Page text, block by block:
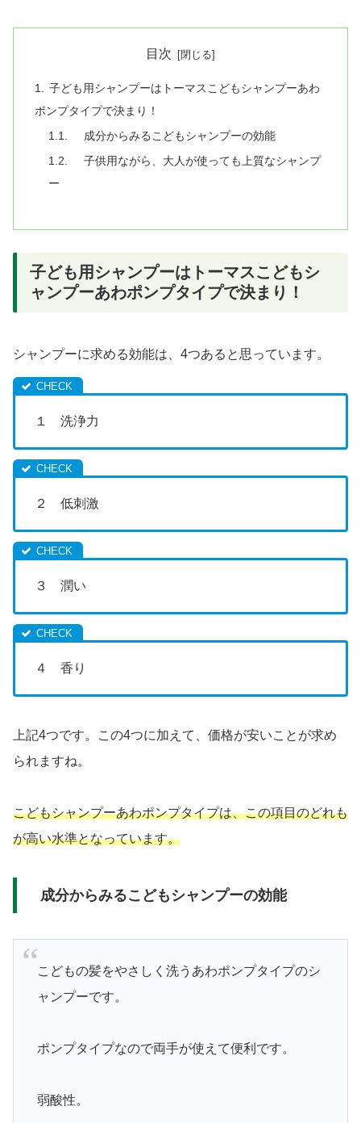
目次
子ども用シャンプーはトーマスこどもシャンプーあわ
ポンプタイプで決まり！
成分からみるこどもシャンプーの効能
子供用ながら、大人が使っても上質なシャンプ
ー
子ども用シャンプーはトーマスこどもシ
ャンプーあわポンプタイプで決まり！
シャンプーに求める効能は、4つあると思っています。
１ 洗浄力
２ 低刺激
３ 潤い
４ 香り
上記4つです。この4つに加えて、価格が安いことが求め
られますね。
こどもシャンプーあわポンプタイプは、この項目のどれも
が高い水準となっています。
成分からみるこどもシャンプーの効能
こどもの髪をやさしく洗うあわポンプタイプのシ
ャンプーです。
ポンプタイプなので両手が使えて便利です。
弱酸性。